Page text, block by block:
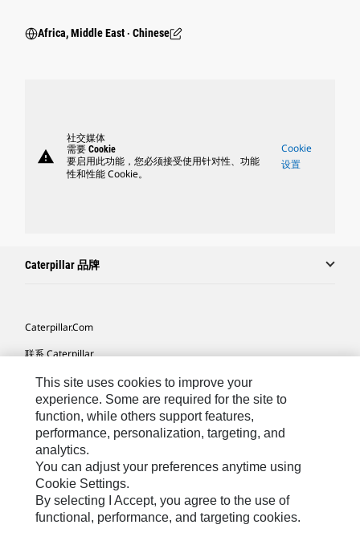
Africa, Middle East ‧ Chinese
warning
社交媒体
需要 Cookie
要启用此功能，您必须接受使用针对性、功能
性和性能 Cookie。
Cookie
设置
Caterpillar 品牌
Caterpillar.com
联系 Caterpillar
我的营销首选项
站点地图
Cookie Settings
法律
隐私
This site uses cookies to improve your
experience. Some are required for the site to
function, while others support features,
performance, personalization, targeting, and
analytics.
You can adjust your preferences anytime using
Cookie Settings.
By selecting I Accept, you agree to the use of
functional, performance, and targeting cookies.